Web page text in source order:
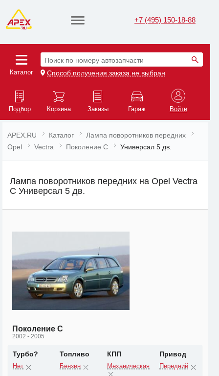
+7 (495) 150-18-88
Каталог
Поиск по номеру автозапчасти
Способ получения заказа не выбран
Подбор Корзина Заказы Гараж Войти
APEX.RU Каталог
Лампа поворотников передних
Opel
Vectra Поколение C Универсал 5 дв.
Лампа поворотников передних на Opel Vectra
C Универсал 5 дв.
Поколение C
2002 - 2005
Турбо?
Нет
Топливо
Бензин
КПП
Механическая
Привод
Передний